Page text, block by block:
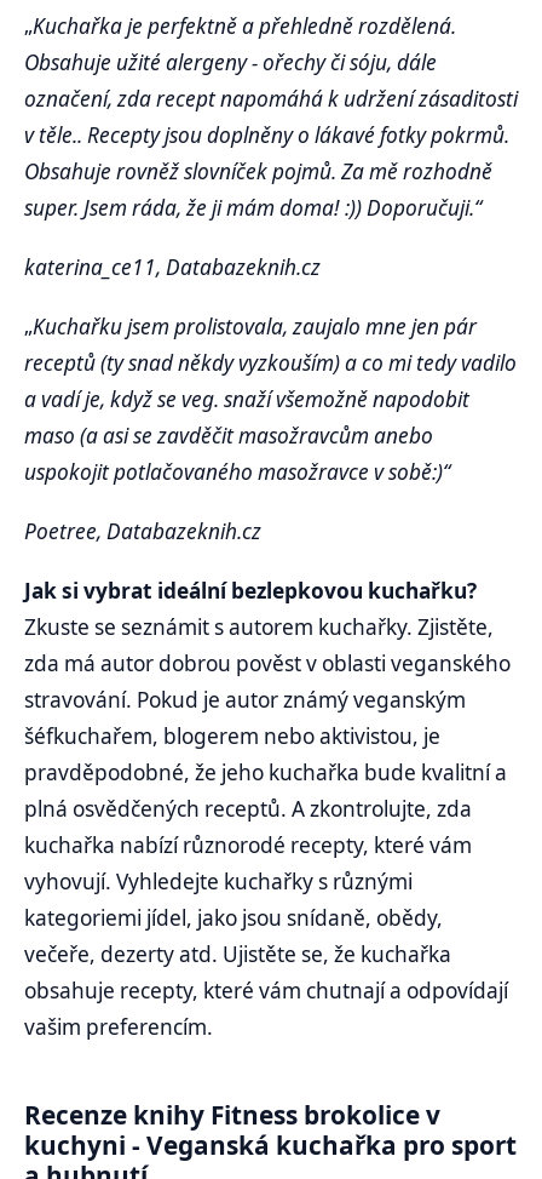
„Kuchařka je perfektně a přehledně rozdělená.
Obsahuje užité alergeny - ořechy či sóju, dále
označení, zda recept napomáhá k udržení zásaditosti
v těle.. Recepty jsou doplněny o lákavé fotky pokrmů.
Obsahuje rovněž slovníček pojmů. Za mě rozhodně
super. Jsem ráda, že ji mám doma! :)) Doporučuji.“
katerina_ce11, Databazeknih.cz
„Kuchařku jsem prolistovala, zaujalo mne jen pár
receptů (ty snad někdy vyzkouším) a co mi tedy vadilo
a vadí je, když se veg. snaží všemožně napodobit
maso (a asi se zavděčit masožravcům anebo
uspokojit potlačovaného masožravce v sobě:)“
Poetree, Databazeknih.cz
Jak si vybrat ideální bezlepkovou kuchařku?
Zkuste se seznámit s autorem kuchařky. Zjistěte,
zda má autor dobrou pověst v oblasti veganského
stravování. Pokud je autor známý veganským
šéfkuchařem, blogerem nebo aktivistou, je
pravděpodobné, že jeho kuchařka bude kvalitní a
plná osvědčených receptů. A zkontrolujte, zda
kuchařka nabízí různorodé recepty, které vám
vyhovují. Vyhledejte kuchařky s různými
kategoriemi jídel, jako jsou snídaně, obědy,
večeře, dezerty atd. Ujistěte se, že kuchařka
obsahuje recepty, které vám chutnají a odpovídají
vašim preferencím.
Recenze knihy Fitness brokolice v
kuchyni - Veganská kuchařka pro sport